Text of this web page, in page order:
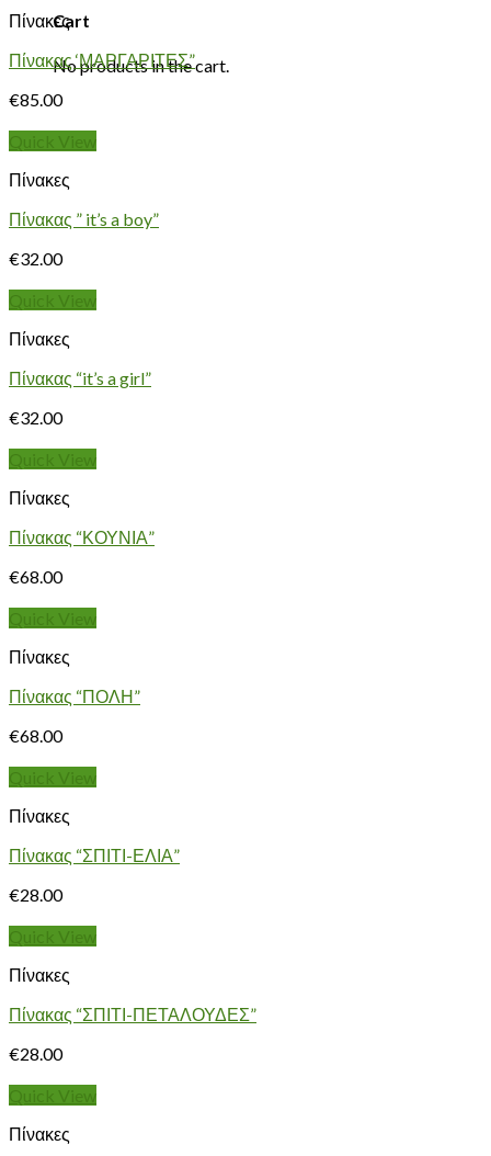
Cart
No products in the cart.
Πίνακες
Πίνακας ‘ΜΑΡΓΑΡΙΤΕΣ”
€85.00
Quick View
Πίνακες
Πίνακας ” it’s a boy”
€32.00
Quick View
Πίνακες
Πίνακας “it’s a girl”
€32.00
Quick View
Πίνακες
Πίνακας “ΚΟΥΝΙΑ”
€68.00
Quick View
Πίνακες
Πίνακας “ΠΟΛΗ”
€68.00
Quick View
Πίνακες
Πίνακας “ΣΠΙΤΙ-ΕΛΙΑ”
€28.00
Quick View
Πίνακες
Πίνακας “ΣΠΙΤΙ-ΠΕΤΑΛΟΥΔΕΣ”
€28.00
Quick View
Πίνακες